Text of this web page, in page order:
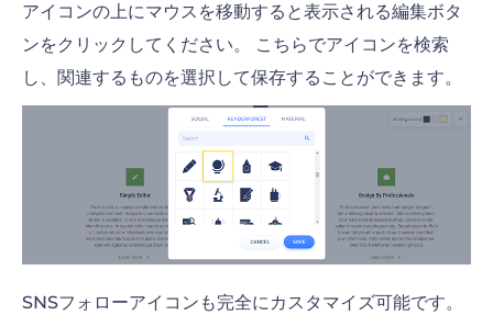
アイコンの上にマウスを移動すると表示される編集ボタ
ンをクリックしてください。 こちらでアイコンを検索
し、関連するものを選択して保存することができます。
SNSフォローアイコンも完全にカスタマイズ可能です。